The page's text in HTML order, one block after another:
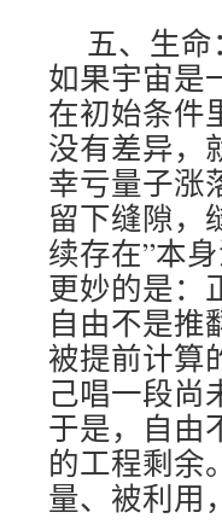
五、生
如果宇宙是
在初始条
没有差异，
幸亏量子涨
留下缝隙，
续存在”本
更妙的是：
自由不是推
被提前计算
己唱一段尚
于是，自由
的工程剩余
量、被利用